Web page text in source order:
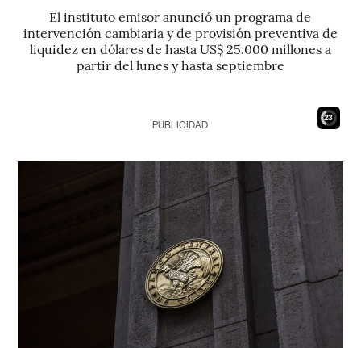
El instituto emisor anunció un programa de
intervención cambiaria y de provisión preventiva de
liquidez en dólares de hasta US$ 25.000 millones a
partir del lunes y hasta septiembre
22
PUBLICIDAD